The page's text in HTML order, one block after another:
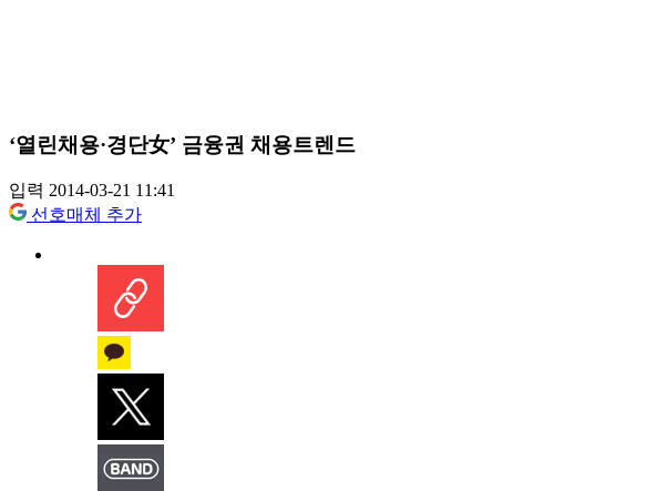
‘열린채용·경단女’ 금융권 채용트렌드
입력 2014-03-21 11:41
선호매체 추가